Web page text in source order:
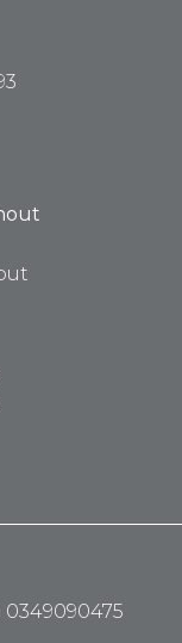
0349090475